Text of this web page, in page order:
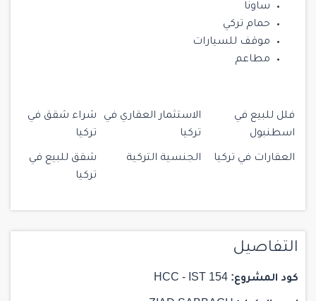
ساونا
حمام تركي
موقف للسيارات
مطاعم
فلل للبيع في
اسطنبول
الاستثمار العقاري في
تركيا
شراء شقق في
تركيا
العقارات في تركيا الجنسية التركية
شقق للبيع في
تركيا
التفاصيل
كود المشروع: